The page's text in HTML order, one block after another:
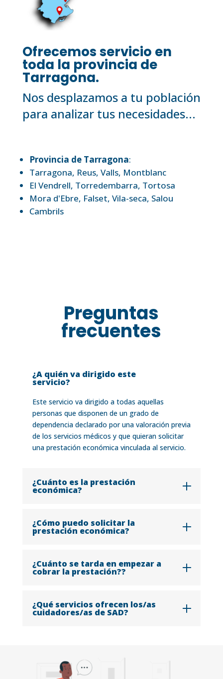
Ofrecemos servicio en
toda la provincia de
Tarragona.
Nos desplazamos a tu población
para analizar tus necesidades...
Provincia de Tarragona:
Tarragona, Reus, Valls, Montblanc
El Vendrell, Torredembarra, Tortosa
Mora d'Ebre, Falset, Vila-seca, Salou
Cambrils
Preguntas
frecuentes
¿A quién va dirigido este
servicio?
Este servicio va dirigido a todas aquellas
personas que disponen de un grado de
dependencia declarado por una valoración previa
de los servicios médicos y que quieran solicitar
una prestación económica vinculada al servicio.
¿Cuánto es la prestación
económica?
¿Cómo puedo solicitar la
prestación económica?
¿Cuánto se tarda en empezar a
cobrar la prestación??
¿Qué servicios ofrecen los/as
cuidadores/as de SAD?